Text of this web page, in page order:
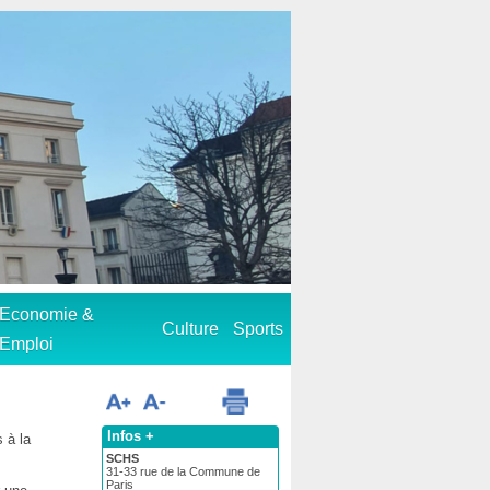
Economie &
Emploi
Culture Sports
à la
Infos +
SCHS
31-33 rue de la Commune de
Paris